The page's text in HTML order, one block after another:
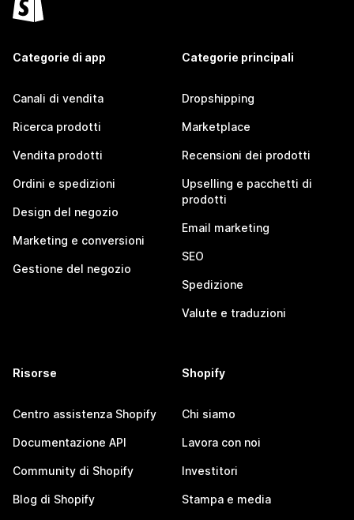
Categorie di app
Canali di vendita
Ricerca prodotti
Vendita prodotti
Ordini e spedizioni
Design del negozio
Marketing e conversioni
Gestione del negozio
Categorie principali
Dropshipping
Marketplace
Recensioni dei prodotti
Upselling e pacchetti di
prodotti
Email marketing
SEO
Spedizione
Valute e traduzioni
Risorse
Centro assistenza Shopify
Documentazione API
Community di Shopify
Blog di Shopify
Shopify
Chi siamo
Lavora con noi
Investitori
Stampa e media